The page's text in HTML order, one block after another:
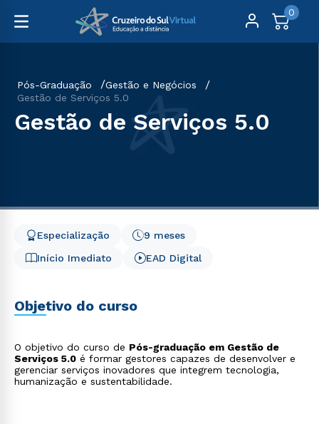
0
Pós-Graduação
Gestão e Negócios
Gestão de Serviços 5.0
Gestão de Serviços 5.0
Início Imediato
9 meses
Especialização
EAD Digital
Objetivo do curso
O objetivo do curso de Pós-graduação em Gestão de
Serviços 5.0 é formar gestores capazes de desenvolver e
gerenciar serviços inovadores que integrem tecnologia,
humanização e sustentabilidade.